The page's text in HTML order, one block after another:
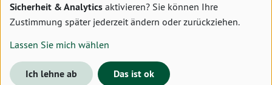
Sicherheit & Analytics aktivieren? Sie können Ihre
Zustimmung später jederzeit ändern oder zurückziehen.
Lassen Sie mich wählen
Ich lehne ab Das ist ok